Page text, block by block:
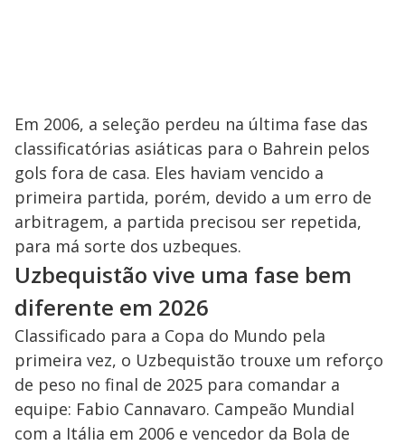
Em 2006, a seleção perdeu na última fase das
classificatórias asiáticas para o Bahrein pelos
gols fora de casa. Eles haviam vencido a
primeira partida, porém, devido a um erro de
arbitragem, a partida precisou ser repetida,
para má sorte dos uzbeques.
Uzbequistão vive uma fase bem
diferente em 2026
Classificado para a Copa do Mundo pela
primeira vez, o Uzbequistão trouxe um reforço
de peso no final de 2025 para comandar a
equipe: Fabio Cannavaro. Campeão Mundial
com a Itália em 2006 e vencedor da Bola de